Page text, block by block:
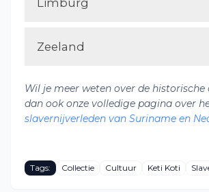
Zeeland
Wil je meer weten over de historische
dan ook onze volledige pagina over
slavernijverleden van Suriname en
Tags: Collectie Cultuur Keti Koti